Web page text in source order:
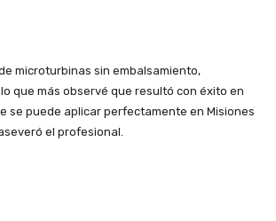
microturbinas sin embalsamiento,
que más observé que resultó con éxito en
se puede aplicar perfectamente en Misiones
el profesional.